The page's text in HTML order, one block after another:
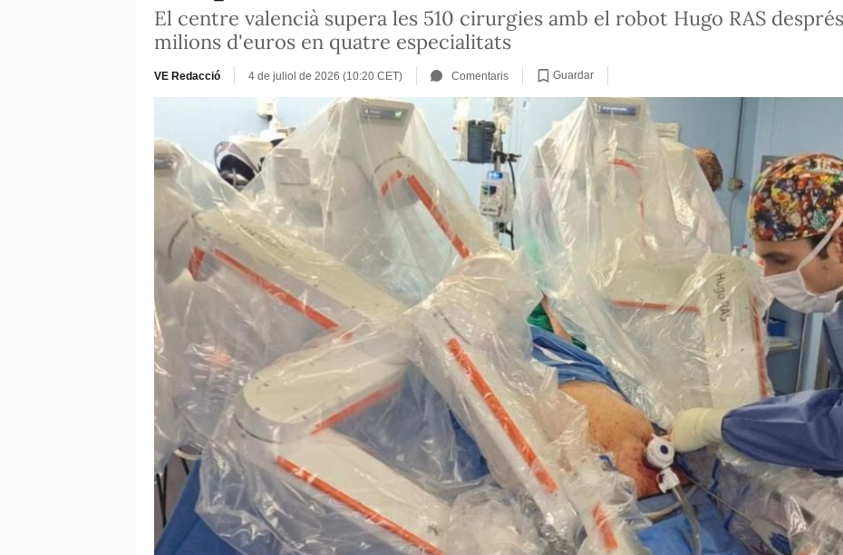
El centre valencià supera les 510 cirurgies amb el robot Hugo RAS
milions d'euros en quatre especialitats
VE Redacció 4 de juliol de 2026 (10:20 CET) Comentaris Guardar